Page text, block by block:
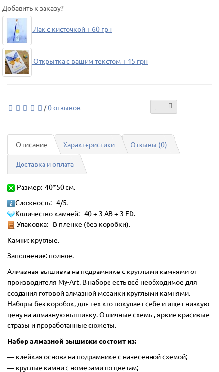
Добавить к заказу?
Лак с кисточкой + 60 грн
Открытка с вашим текстом + 15 грн
/0 отзывов
Описание Характеристики Отзывы (0)
Доставка и оплата
Размер: 40*50 см.
Сложность: 4/5.
Количество камней: 40 + 3 AB + 3 FD.
Упаковка: В пленке (без коробки).
Камни: круглые.
Заполнение: полное.
Алмазная вышивка на подрамнике с круглыми камнями от
производителя My-Art. В наборе есть всё необходимое для
создания готовой алмазной мозаики круглыми камнями.
Наборы без коробок, для тех кто покупает себе и ищет низкую
цену на алмазную вышивку. Отличные схемы, яркие красивые
стразы и проработанные сюжеты.
Набор алмазной вышивки состоит из:
― клейкая основа на подрамнике с нанесенной схемой;
― круглые камни с номерами по цветам;